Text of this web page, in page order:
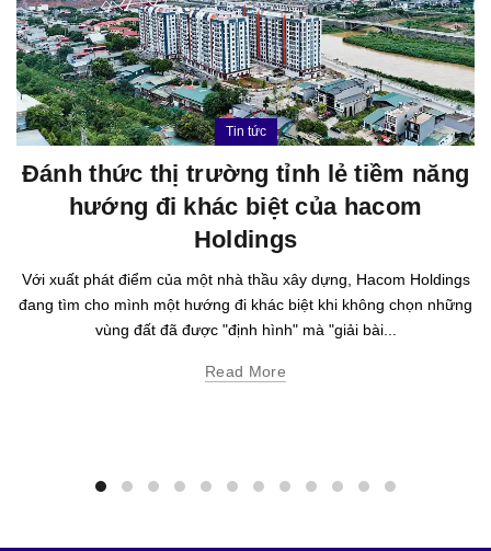
Tin tức
Đánh thức thị trường tỉnh lẻ tiềm năng
hướng đi khác biệt của hacom
Holdings
Với xuất phát điểm của một nhà thầu xây dựng, Hacom Holdings
đang tìm cho mình một hướng đi khác biệt khi không chọn những
vùng đất đã được "định hình" mà "giải bài...
Read More